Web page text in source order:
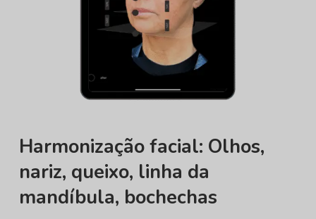
Harmonização facial: Olhos,
nariz, queixo, linha da
mandíbula, bochechas